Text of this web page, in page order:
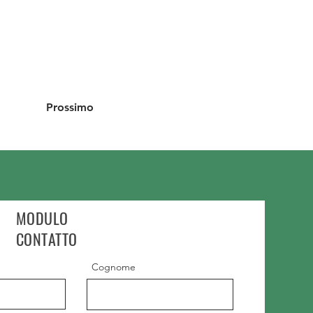
Prossimo
MODULO
CONTATTO
Cognome